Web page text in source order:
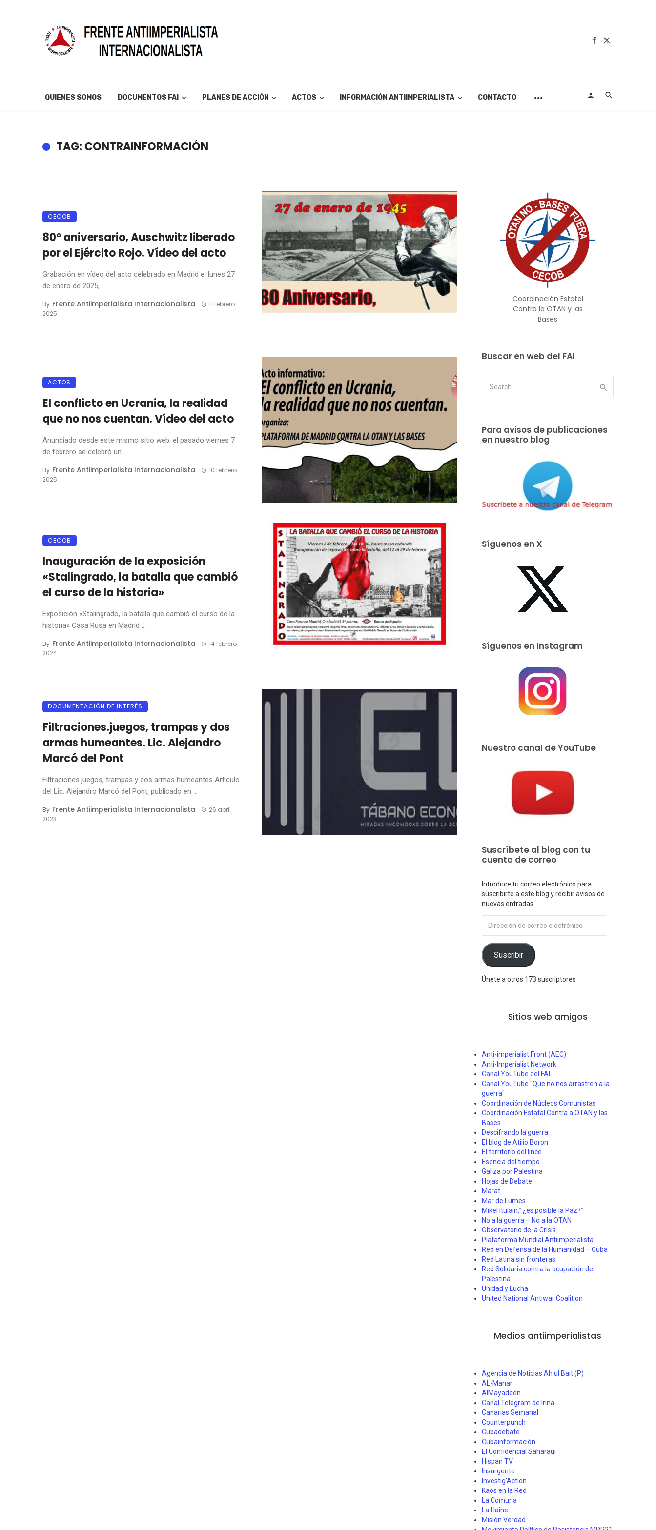
QUIENES SOMOS DOCUMENTOS FAI PLANES DE ACCIÓN ACTOS INFORMACIÓN ANTIIMPERIALISTA CONTACTO
TAG: CONTRAINFORMACIÓN
CECOB
80º aniversario, Auschwitz liberado
por el Ejército Rojo. Vídeo del acto
Grabación en vídeo del acto celebrado en Madrid el lunes 27
de enero de 2025, ...
By Frente Antiimperialista Internacionalista
11 febrero
2025
ACTOS
El conflicto en Ucrania, la realidad
que no nos cuentan. Vídeo del acto
Anunciado desde este mismo sitio web, el pasado viernes 7
de febrero se celebró un ...
By Frente Antiimperialista Internacionalista
10 febrero
2025
CECOB
Inauguración de la exposición
«Stalingrado, la batalla que cambió
el curso de la historia»
Exposición «Stalingrado, la batalla que cambió el curso de la
historia» Casa Rusa en Madrid ...
By Frente Antiimperialista Internacionalista
14 febrero
2024
DOCUMENTACIÓN DE INTERÉS
Filtraciones.juegos, trampas y dos
armas humeantes. Lic. Alejandro
Marcó del Pont
Filtraciones.juegos, trampas y dos armas humeantes Artículo
del Lic. Alejandro Marcó del Pont, publicado en ...
By Frente Antiimperialista Internacionalista
26 abril
2023
Coordinación Estatal
Contra la OTAN y las
Bases
Buscar en web del FAI
Para avisos de publicaciones
en nuestro blog
Síguenos en X
Síguenos en Instagram
Nuestro canal de YouTube
Suscríbete al blog con tu
cuenta de correo
Introduce tu correo electrónico para
suscribirte a este blog y recibir avisos de
nuevas entradas.
de
electrónico
Suscribir
Únete a otros 173 suscriptores
Sitios web amigos
Anti-imperialist Front (AEC)
Anti-Imperialist Network
Canal YouTube del FAI
Canal YouTube "Que no nos arrastren a la
guerra"
Coordinación de Núcleos Comunistas
Coordinación Estatal Contra a OTAN y las
Bases
Descifrando la guerra
El blog de Atilio Boron
El territorio del lince
Esencia del tiempo
Galiza por Palestina
Hojas de Debate
Marat
Mar de Lumes
Mikel Itulain,” ¿es posible la Paz?”
No a la guerra – No a la OTAN
Observatorio de la Crisis
Plataforma Mundial Antiimperialista
Red en Defensa de la Humanidad – Cuba
Red Latina sin fronteras
Red Solidaria contra la ocupación de
Palestina
Unidad y Lucha
United National Antiwar Coalition
Medios antiimperialistas
Agencia de Noticias Ahlul Bait (P)
AL-Manar
AlMayadeen
Canal Telegram de Irina
Canarias Semanal
Counterpunch
Cubadebate
Cubainformación
El Confidencial Saharaui
Hispan TV
Insurgente
Investig'Action
Kaos en la Red
La Comuna
La Haine
Misión Verdad